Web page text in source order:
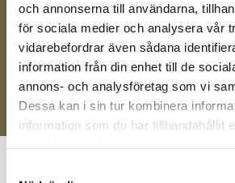
och annonserna till användarna,
för sociala medier och analysera vår
vidarebefordrar även sådana
information från din enhet till de
annons- och analysföretag som vi
Dessa kan i sin tur kombinera
information som du har tillhandahållit
Jag samtycker till att motta digital
enlighet med i integritetspolicyn
ÅNGRA DITT